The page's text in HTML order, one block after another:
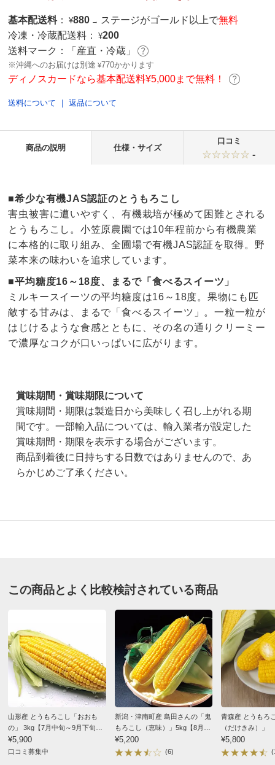
基本配送料 ： ¥880 → ステージがゴールド以上で無料
冷凍・冷蔵配送料：
¥200
送料マーク：
「産直・冷蔵」
※沖縄へのお届けは別途 ¥770かかります
ディノスカードなら基本配送料¥5,000まで無料！
送料について ｜返品について
商品の説明 仕様・サイズ
口コミ
-
■希少な有機JAS認証のとうもろこし
害虫被害に遭いやすく、有機栽培が極めて困難とされる
とうもろこし。小笠原農園では10年程前から有機農業
に本格的に取り組み、全圃場で有機JAS認証を取得。野
菜本来の味わいを追求しています。
■平均糖度16～18度、まるで「食べるスイーツ」
ミルキースイーツの平均糖度は16～18度。果物にも匹
敵する甘みは、まるで「食べるスイーツ」。一粒一粒が
はじけるような食感とともに、その名の通りクリーミー
で濃厚なコクが口いっぱいに広がります。
賞味期間・賞味期限について
賞味期間・期限は製造日から美味しく召し上がれる期
間です。一部輸入品については、輸入業者が設定した
賞味期間・期限を表示する場合がございます。
商品到着後に日持ちする日数ではありませんので、あ
らかじめご了承ください。
商品名・特徴
小笠原農園 有機栽培 「ミルキースイーツ」 3.5kg【8月
税込 ¥5,000 税抜
送料・送料種
別
基本配送料：¥
880
冷凍・冷蔵配送料：¥200
※商品1種類につき、上記配送料金となります。
※沖縄は地域配送料 ¥770 がかかります
お支払い方法 送料について
■内容量：3.5kg（10本入）
この商品とよく比較検討されている商品
山形産 とうもろこし「おおも
の」 3kg【7月中旬～9月下旬頃
お届け】
¥5,900
口コミ募集中
新潟・津南町産 島田さんの「鬼
もろこし（恵味）」5kg【8月中
旬頃～お届け】
¥5,200
(6)
青森産 とうもろ
（だけきみ）」
（2.8kg） 【9月
け】
¥5,800